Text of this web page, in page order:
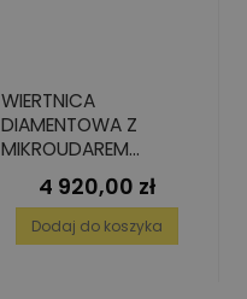
WIERTNICA
DIAMENTOWA Z
MIKROUDAREM
BYCON DB-202D
Cena
4 920,00 zł
Dodaj do koszyka